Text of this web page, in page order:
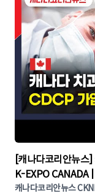
▶
[캐나다코리안뉴스]
K-EXPO CANADA |
나다뉴스 | 토론토뉴
캐나다코리안뉴스